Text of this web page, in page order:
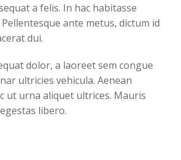
a felis. In hac habitasse
ante metus, dictum id
dui.
dolor, a laoreet sem congue
ultricies vehicula. Aenean
ut urna aliquet ultrices. Mauris
libero.